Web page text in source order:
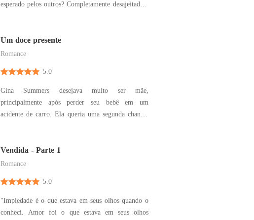
esperado pelos outros? Completamente desajeitada e
espécie, sentia que não se encaixava em lugar algu
Um doce presente
Romance
5.0
Gina Summers desejava muito ser mãe,
principalmente após perder seu bebê em um
acidente de carro. Ela queria uma segunda chance,
Só não espera que, um mês após visitar uma clínica
de fertilidade e f
Vendida - Parte 1
Romance
5.0
"Impiedade é o que estava em seus olhos quando o
conheci. Amor foi o que estava em seus olhos